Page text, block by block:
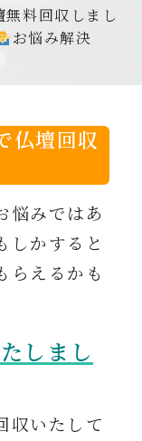
なし
無料回収しまし
お悩み解決
仏壇回収
悩みではあ
しかすると
らえるかも
しまし
収いたして